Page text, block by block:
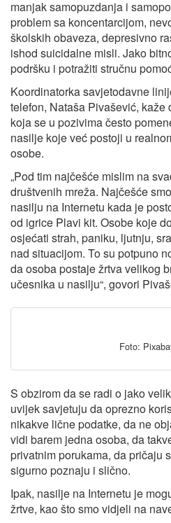
manjak samopuzdanja i
problem sa koncentarcijom,
školskih obaveza, depresivno
ishod suicidalne misli. Jako
podršku i potražiti stručnu
Koordinatorka savjetodavne
telefon, Nataša Pivašević, kaže
koja se u pozivima često
nasilje koje već postoji u
osobe.
„Pod tim najčešće mislim na
društvenih mreža. Najčešće
nasilju na Internetu kada je
od igrice Plavi kit. Osobe koje
osjećati strah, paniku, ljutnju,
nad situacijom. To su potpuno
da osoba postaje žrtva velikog
učesnika u nasilju“, govori
Foto:
S obzirom da se radi o jako
uvijek savjetuju da oprezno
nikakve lične podatke, da ne
vidi barem jedna osoba, da
privatnim porukama, da pričaju
sigurno poznaju i slično.
Ipak, nasilje na Internetu je
žrtve, kao što smo vidjeli na